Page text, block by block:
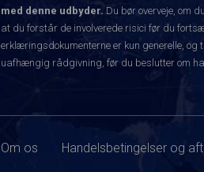
med denne udbyder. Du bør overveje, om
at du forstår de involverede risici før du
erklæringsdokumenterne er kun generelle, og
uafhængig rådgivning, før du beslutter om
Om os Handelsbetingelser og